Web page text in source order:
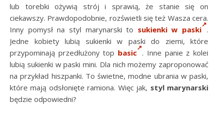
lub torebki ożywią strój i sprawią, że stanie się on
ciekawszy. Prawdopodobnie, rozświetli się też Wasza cera.
Inny pomysł na styl marynarski to sukienki w paski .
Jedne kobiety lubią sukienki w paski do ziemi, które
przypominają przedłużony top basic . Inne panie z kolei
lubią sukienki w paski mini. Dla nich możemy zaproponować
na przykład hiszpanki. To świetne, modne ubrania w paski,
które mają odsłonięte ramiona. Więc jak, styl marynarski
będzie odpowiedni?